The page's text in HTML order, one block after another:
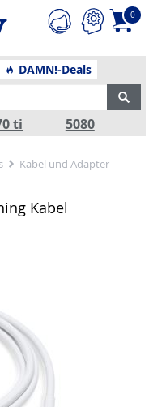
0
DAMN!-Deals
ti 5080
Kabel und Adapter
Kabel